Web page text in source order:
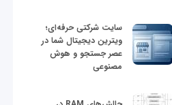
سایت شرکتی حرفه‌ای؛
ویترین دیجیتال شما در
عصر جستجو و هوش
مصنوعی